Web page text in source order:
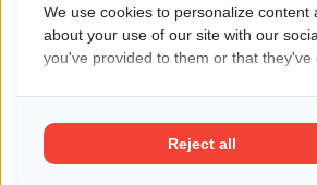
We use cookies to personalize
about your use of our site with our
you've provided to them or that
Reject all